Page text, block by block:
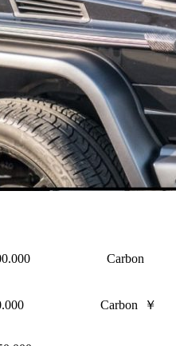
Carbon
150.000 Carbon ￥